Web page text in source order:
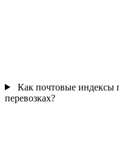
Как почтовые индексы
перевозках?